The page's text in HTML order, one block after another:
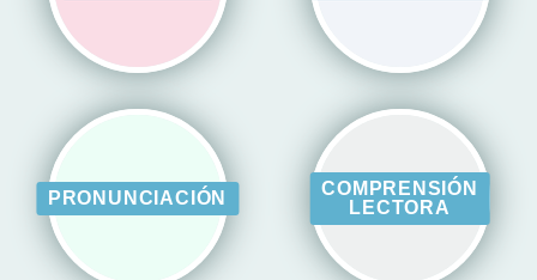
PRONUNCIACIÓN
COMPRENSIÓN
LECTORA